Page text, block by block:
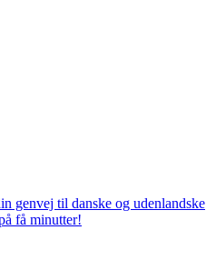
genvej til danske og udenlandske
få minutter!